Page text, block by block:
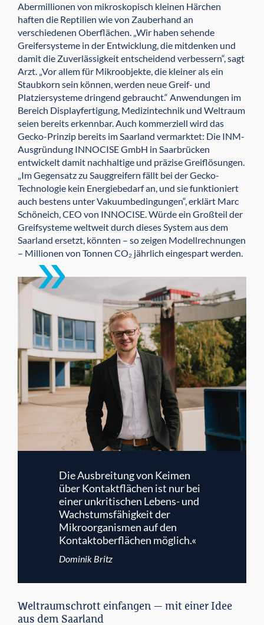
Abermillionen von mikroskopisch kleinen Härchen
haften die Reptilien wie von Zauberhand an
verschiedenen Oberflächen. „Wir haben sehende
Greifersysteme in der Entwicklung, die mitdenken und
damit die Zuverlässigkeit entscheidend verbessern“, sagt
Arzt. „Vor allem für Mikroobjekte, die kleiner als ein
Staubkorn sein können, werden neue Greif- und
Platziersysteme dringend gebraucht.“ Anwendungen im
Bereich Displayfertigung, Medizintechnik und Weltraum
seien bereits erkennbar. Auch kommerziell wird das
Gecko-Prinzip bereits im Saarland vermarktet: Die INM-
Ausgründung INNOCISE GmbH in Saarbrücken
entwickelt damit nachhaltige und präzise Greiflösungen.
„Im Gegensatz zu Sauggreifern fällt bei der Gecko-
Technologie kein Energiebedarf an, und sie funktioniert
auch bestens unter Vakuumbedingungen“, erklärt Marc
Schöneich, CEO von INNOCISE. Würde ein Großteil der
Greifsysteme weltweit durch dieses System aus dem
Saarland ersetzt, könnten – so zeigen Modellrechnungen
– Millionen von Tonnen CO₂ jährlich eingespart werden.
Die Ausbreitung von Keimen
über Kontaktflächen ist nur bei
einer unkritischen Lebens- und
Wachstumsfähigkeit der
Mikroorganismen auf den
Kontaktoberflächen möglich.«
Dominik Britz
Weltraumschrott einfangen — mit einer Idee
aus dem Saarland